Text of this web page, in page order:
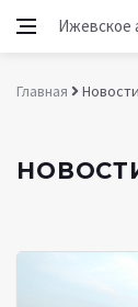
Ижевское
Главная Новости